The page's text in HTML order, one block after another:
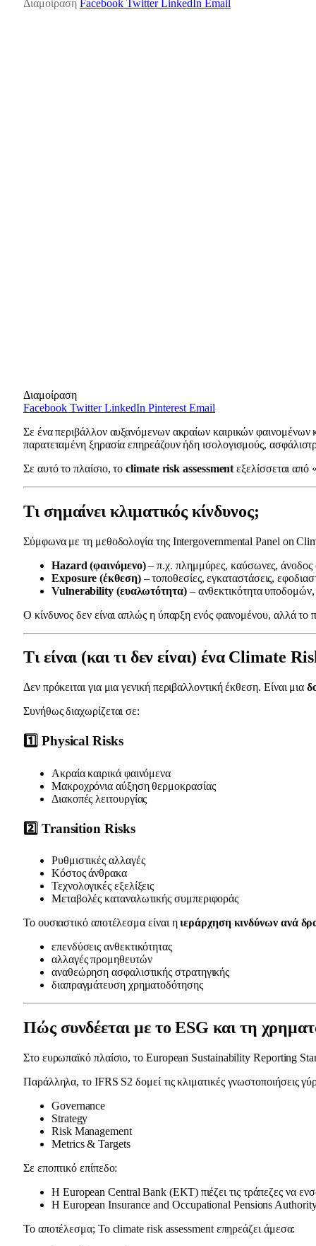
Διαμοίραση Facebook Twitter LinkedIn Email
Διαμοίραση
Facebook Twitter LinkedIn Pinterest Email
Σε ένα περιβάλλον αυξανόμενων ακραίων καιρικών φαινομένων
παρατεταμένη ξηρασία επηρεάζουν ήδη ισολογισμούς,
Σε αυτό το πλαίσιο, τοclimate risk assessment εξελίσσεται από
Τι σημαίνει κλιματικός κίνδυνος;
Σύμφωνα με τη μεθοδολογία της Intergovernmental Panel on
Hazard (φαινόμενο)– π.χ. πλημμύρες, καύσωνες, άνοδος
Exposure (έκθεση)– τοποθεσίες, εγκαταστάσεις,
Vulnerability (ευαλωτότητα)– ανθεκτικότητα
Ο κίνδυνος δεν είναι απλώς η ύπαρξη ενός φαινομένου, αλλά το
Τι είναι (και τι δεν είναι) ένα Climate
Δεν πρόκειται για μια γενική περιβαλλοντική έκθεση. Είναι μια
Συνήθως διαχωρίζεται σε:
1️⃣ Physical Risks
Ακραία καιρικά φαινόμενα
Μακροχρόνια αύξηση θερμοκρασίας
Διακοπές λειτουργίας
2️⃣ Transition Risks
Ρυθμιστικές αλλαγές
Κόστος άνθρακα
Τεχνολογικές εξελίξεις
Μεταβολές καταναλωτικής συμπεριφοράς
Το ουσιαστικό αποτέλεσμα είναι ηιεράρχηση κινδύνων ανά
επενδύσεις ανθεκτικότητας
αλλαγές προμηθευτών
αναθεώρηση ασφαλιστικής στρατηγικής
διαπραγμάτευση χρηματοδότησης
Πώς συνδέεται με το ESG και τη
Στο ευρωπαϊκό πλαίσιο, το European Sustainability Reporting
Παράλληλα, το IFRS S2 δομεί τις κλιματικές γνωστοποιήσεις
Governance
Strategy
Risk Management
Metrics & Targets
Σε εποπτικό επίπεδο:
Η European Central Bank (ΕΚΤ) πιέζει τις τράπεζες να
Η European Insurance and Occupational Pensions
Το αποτέλεσμα; Το climate risk assessment επηρεάζει άμεσα: